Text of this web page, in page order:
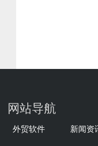
网站导航
外贸软件 新闻资